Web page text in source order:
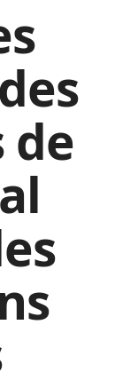
de